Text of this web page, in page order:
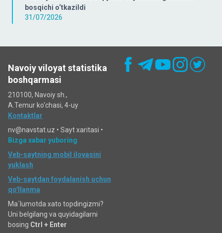
bosqichi o‘tkazildi
31/07/2026
Navoiy viloyat statistika
boshqarmasi
210100, Navoiy sh.,
A.Temur ko‘chаsi, 4-uy
Kontaktlar
nv@navstat.uz • Sayt xaritasi •
Bizga xabar yuboring
Veb-saytning mobil ilovasini
yuklash
Veb-saytdan foydalanish uchun
qo'llanma
Ma`lumotda xato topdingizmi?
Uni belgilang va quyidagilarni
bosing Ctrl + Enter